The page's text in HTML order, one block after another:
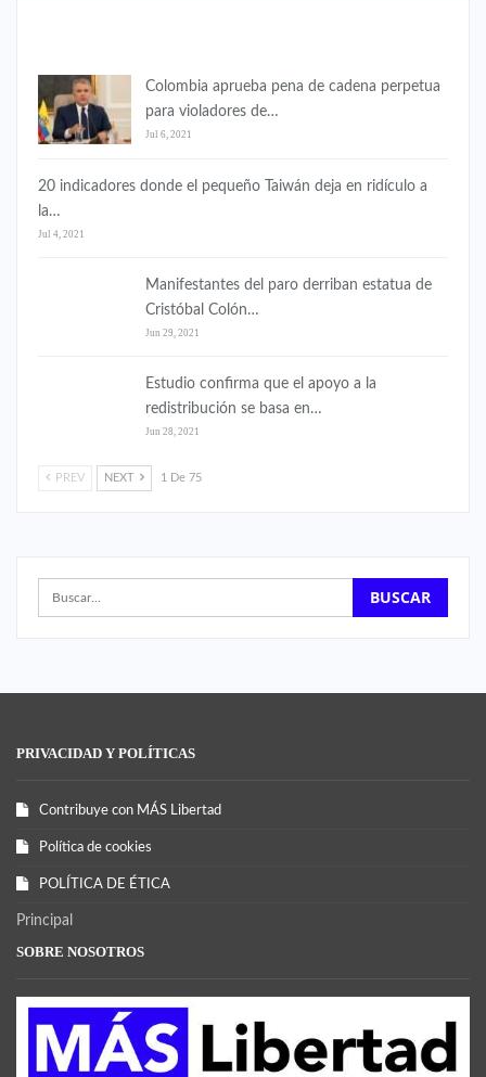
Colombia aprueba pena de cadena perpetua
para violadores de…
Jul 6, 2021
20 indicadores donde el pequeño Taiwán deja en ridículo a
la…
Jul 4, 2021
Manifestantes del paro derriban estatua de
Cristóbal Colón…
Jun 29, 2021
Estudio confirma que el apoyo a la
redistribución se basa en…
Jun 28, 2021
PREV NEXT 1 De 75
PRIVACIDAD Y POLÍTICAS
Contribuye con MÁS Libertad
Política de cookies
POLÍTICA DE ÉTICA
Principal
SOBRE NOSOTROS